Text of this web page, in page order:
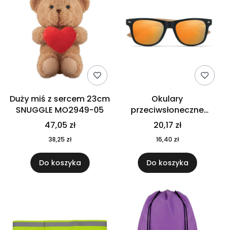
Duży miś z sercem 23cm
SNUGGLE MO2949-05
47,05 zł
38,25 zł
Do koszyka
Okulary
przeciwsłoneczne
CALIFORNIA TOUCH
MO9617-10
20,17 zł
16,40 zł
Do koszyka